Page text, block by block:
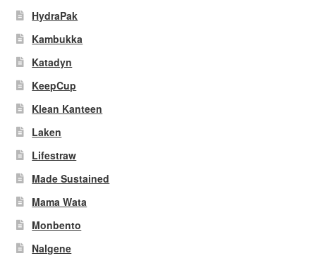
HydraPak
Kambukka
Katadyn
KeepCup
Klean Kanteen
Laken
Lifestraw
Made Sustained
Mama Wata
Monbento
Nalgene